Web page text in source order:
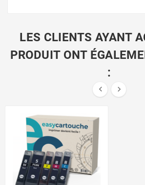
LES CLIENTS AYANT
PRODUIT ONT
:
 